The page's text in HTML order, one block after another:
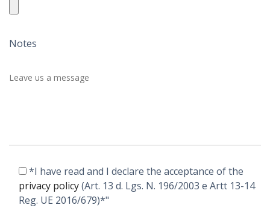
Notes
*I have read and I declare the acceptance of the
privacy policy(Art. 13 d. Lgs. N. 196/2003 e Artt 13-14
Reg. UE 2016/679)*"